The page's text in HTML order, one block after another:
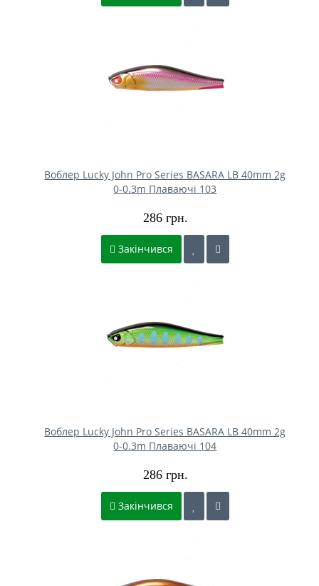
Воблер Lucky John Pro Series BASARA LB 40mm 2g
0-0.3m Плаваючі 103
286 грн.
Закінчився
Воблер Lucky John Pro Series BASARA LB 40mm 2g
0-0.3m Плаваючі 104
286 грн.
Закінчився